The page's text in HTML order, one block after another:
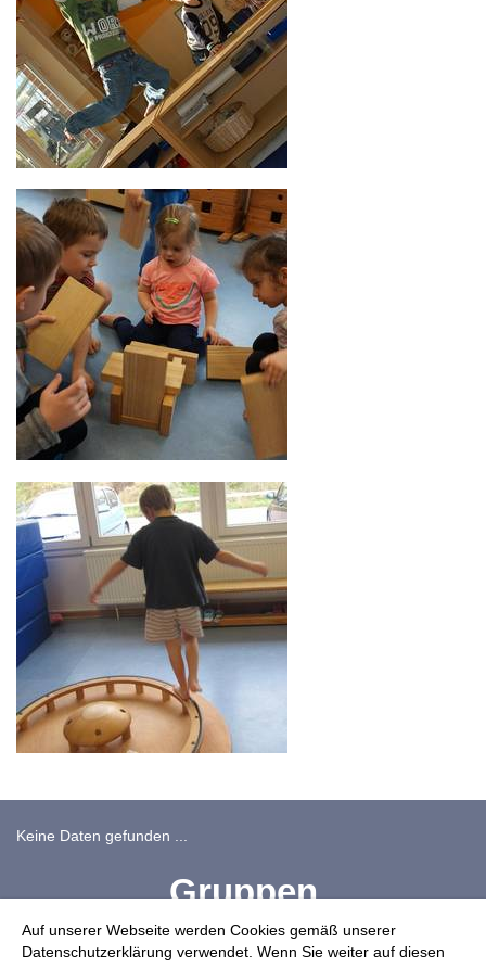
Auf unserer Webseite werden Cookies gemäß unserer
Datenschutzerklärung verwendet. Wenn Sie weiter auf diesen
Keine Daten gefunden ...
Gruppen
Bewegter Kindergarten